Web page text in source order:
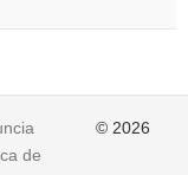
de
© 2026